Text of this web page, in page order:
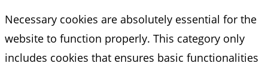
Necessary cookies are absolutely essential for the
website to function properly. This category only
includes cookies that ensures basic functionalities